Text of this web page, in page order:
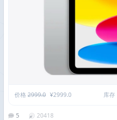
价格 2999.0 ¥2999.0 库存
5 20418